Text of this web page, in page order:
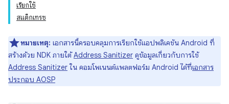
เรียกใช้
สแต็กเทรซ
หมายเหตุ: เอกสารนี้ครอบคลุมการเรียกใช้แอปพลิเคชัน Android ที่
สร้างด้วย NDK ภายใต้Address Sanitizer ดูข้อมูลเกี่ยวกับการใช้
Address Sanitizer ใน คอมโพเนนต์แพลตฟอร์ม Android ได้ที่เอกสาร
ประกอบ AOSP